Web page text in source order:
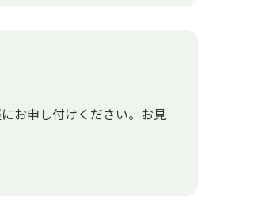
お申し付けください。お見